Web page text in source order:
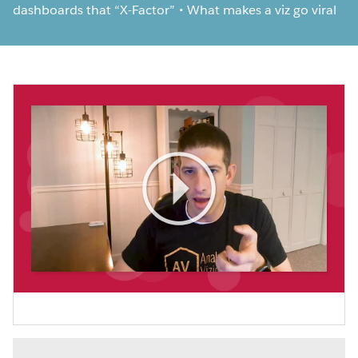
dashboards that “X-Factor” • What makes a viz go viral
Play
Video